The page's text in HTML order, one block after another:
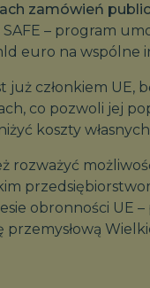
zamówień
– program
euro na wspólne
już członkiem UE,
co pozwoli jej
koszty
rozważyć
obronności UE
przemysłową